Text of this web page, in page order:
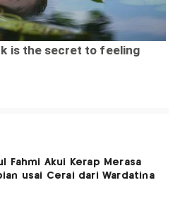
Fahmi Akui Kerap Merasa
usai Cerai dari Wardatina